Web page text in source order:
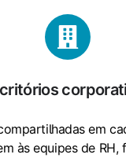
em
às equipes de RH,